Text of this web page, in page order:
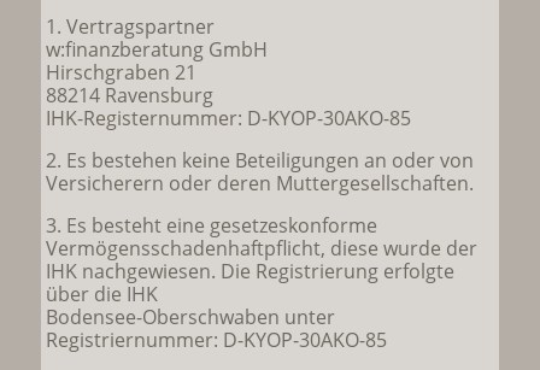
1. Vertragspartner
w:finanzberatung GmbH
Hirschgraben 21
88214 Ravensburg
IHK-Registernummer: D-KYOP-30AKO-85
2. Es bestehen keine Beteiligungen an oder von
Versicherern oder deren Muttergesellschaften.
3. Es besteht eine gesetzeskonforme
Vermögensschadenhaftpflicht, diese wurde der
IHK nachgewiesen. Die Registrierung erfolgte
über die IHK
Bodensee-Oberschwaben unter
Registriernummer: D-KYOP-30AKO-85